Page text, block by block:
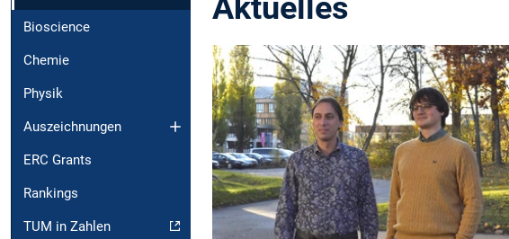
Bioscience
Chemie
Physik
Auszeichnungen
ERC Grants
Rankings
TUM in Zahlen
Aktuelles